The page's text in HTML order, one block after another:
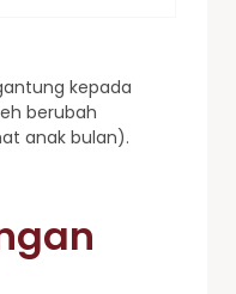
kepada
berubah
anak bulan).